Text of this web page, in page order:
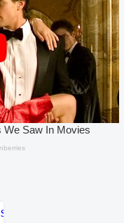
Select Language